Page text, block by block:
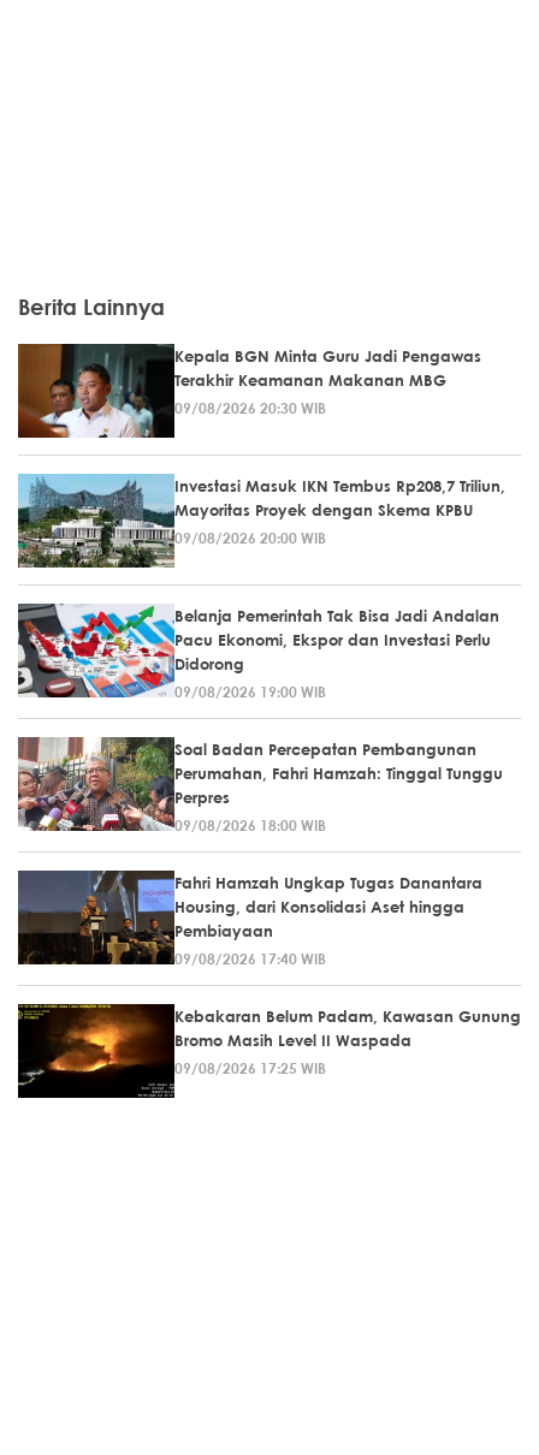
Berita Lainnya
Kepala BGN Minta Guru Jadi Pengawas
Terakhir Keamanan Makanan MBG
09/08/2026 20:30 WIB
Investasi Masuk IKN Tembus Rp208,7 Triliun,
Mayoritas Proyek dengan Skema KPBU
09/08/2026 20:00 WIB
Belanja Pemerintah Tak Bisa Jadi Andalan
Pacu Ekonomi, Ekspor dan Investasi Perlu
Didorong
09/08/2026 19:00 WIB
Soal Badan Percepatan Pembangunan
Perumahan, Fahri Hamzah: Tinggal Tunggu
Perpres
09/08/2026 18:00 WIB
Fahri Hamzah Ungkap Tugas Danantara
Housing, dari Konsolidasi Aset hingga
Pembiayaan
09/08/2026 17:40 WIB
Kebakaran Belum Padam, Kawasan Gunung
Bromo Masih Level II Waspada
09/08/2026 17:25 WIB